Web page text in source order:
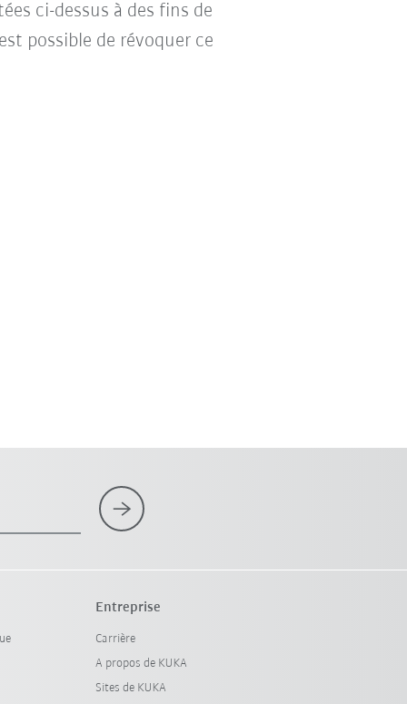
ci-dessus à des fins de
possible de révoquer ce
Entreprise
Carrière
A propos de KUKA
Sites de KUKA